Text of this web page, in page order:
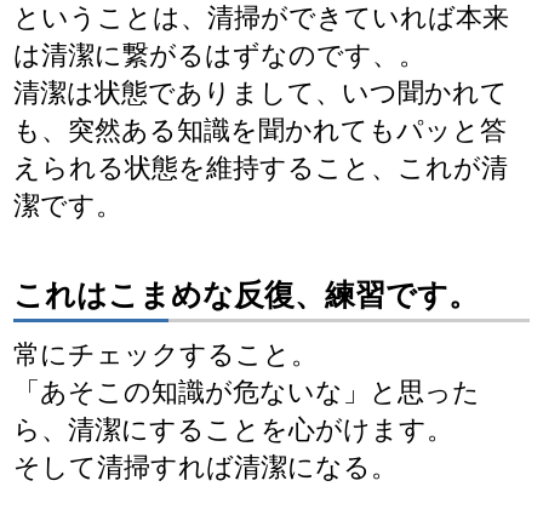
ということは、清掃ができていれば本来
は清潔に繋がるはずなのです、。
清潔は状態でありまして、いつ聞かれて
も、突然ある知識を聞かれてもパッと答
えられる状態を維持すること、これが清
潔です。
これはこまめな反復、練習です。
常にチェックすること。
「あそこの知識が危ないな」と思った
ら、清潔にすることを心がけます。
そして清掃すれば清潔になる。